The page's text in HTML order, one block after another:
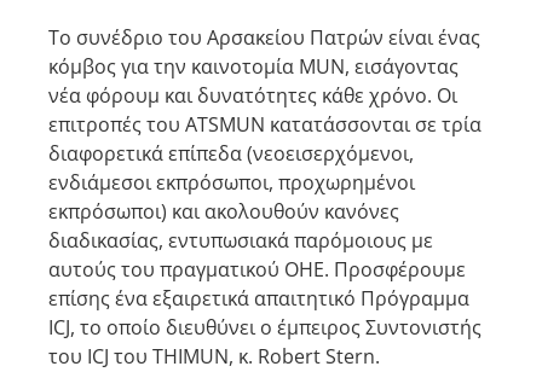
Το συνέδριο του Αρσακείου Πατρών είναι ένας
κόμβος για την καινοτομία MUN, εισάγοντας
νέα φόρουμ και δυνατότητες κάθε χρόνο. Οι
επιτροπές του ATSMUN κατατάσσονται σε τρία
διαφορετικά επίπεδα (νεοεισερχόμενοι,
ενδιάμεσοι εκπρόσωποι, προχωρημένοι
εκπρόσωποι) και ακολουθούν κανόνες
διαδικασίας, εντυπωσιακά παρόμοιους με
αυτούς του πραγματικού ΟΗΕ. Προσφέρουμε
επίσης ένα εξαιρετικά απαιτητικό Πρόγραμμα
ICJ, το οποίο διευθύνει ο έμπειρος Συντονιστής
του ICJ του THIMUN, κ. Robert Stern.